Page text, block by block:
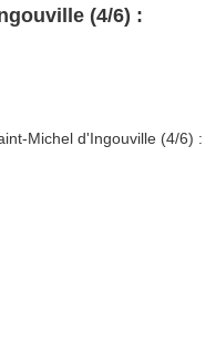
(4/6) :